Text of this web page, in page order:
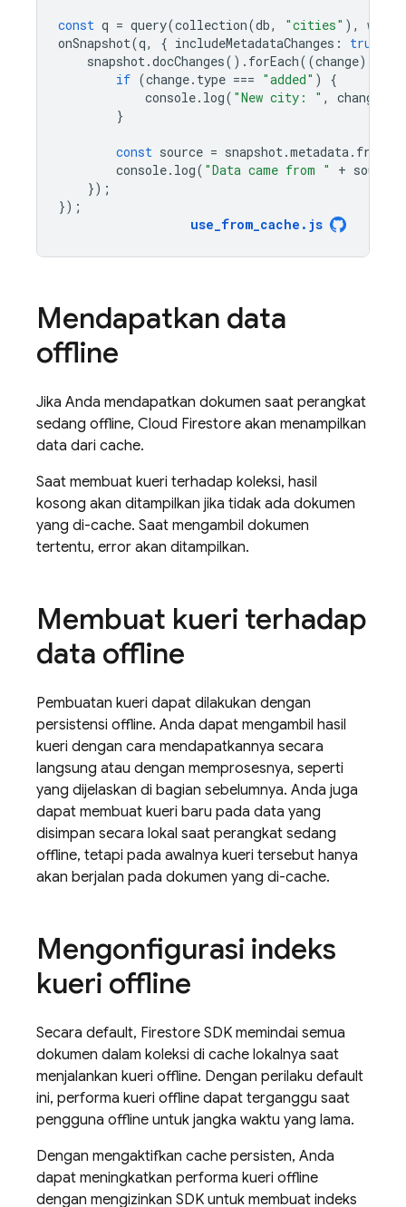
const q = query(collection(db, "cities" ), where
onSnapshot(q, { includeMetadataChanges : true
snapshot.docChanges(). forEach((change)
if (change. type === "added" )
{
console. log( "New city: " , change
}
const source = snapshot.metadata.
console. log( "Data came from " + source
});
});
use_from_cache . js
Mendapatkan data
offline
Jika Anda mendapatkan dokumen saat perangkat
sedang offline, Cloud Firestore akan menampilkan
data dari cache.
Saat membuat kueri terhadap koleksi, hasil
kosong akan ditampilkan jika tidak ada dokumen
yang di-cache. Saat mengambil dokumen
tertentu, error akan ditampilkan.
Membuat kueri terhadap
data offline
Pembuatan kueri dapat dilakukan dengan
persistensi offline. Anda dapat mengambil hasil
kueri dengan cara mendapatkannya secara
langsung atau dengan memprosesnya, seperti
yang dijelaskan di bagian sebelumnya. Anda juga
dapat membuat kueri baru pada data yang
disimpan secara lokal saat perangkat sedang
offline, tetapi pada awalnya kueri tersebut hanya
akan berjalan pada dokumen yang di-cache.
Mengonfigurasi indeks
kueri offline
Secara default, Firestore SDK memindai semua
dokumen dalam koleksi di cache lokalnya saat
menjalankan kueri offline. Dengan perilaku default
ini, performa kueri offline dapat terganggu saat
pengguna offline untuk jangka waktu yang lama.
Dengan mengaktifkan cache persisten, Anda
dapat meningkatkan performa kueri offline
dengan mengizinkan SDK untuk membuat indeks